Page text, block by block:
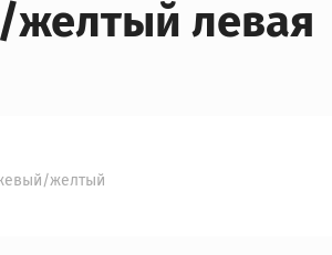
левая
желтый